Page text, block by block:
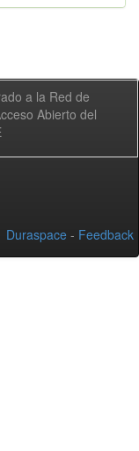
a la Red de
Abierto del
Duraspace - Feedback